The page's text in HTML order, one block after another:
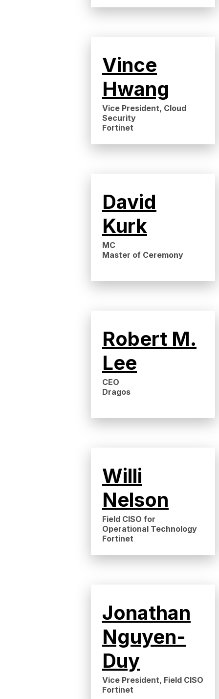
Vince
Hwang
Vice President, Cloud
Security
Fortinet
David
Kurk
MC
Master of Ceremony
Robert M.
Lee
CEO
Dragos
Willi
Nelson
Field CISO for
Operational Technology
Fortinet
Jonathan
Nguyen-
Duy
Vice President, Field CISO
Fortinet